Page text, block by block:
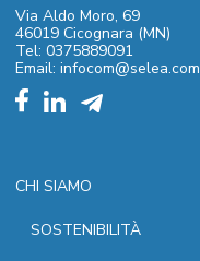
Via Aldo Moro, 69
46019 Cicognara (MN)
Tel: 0375889091
Email: infocom@selea.com
CHI SIAMO
SOSTENIBILITÀ